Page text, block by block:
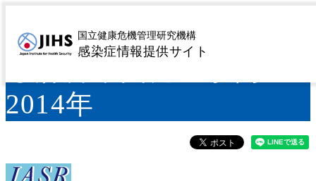
国立健康危機管理研究機構
感染症情報提供サイト
東京都の保育所におけ
2014年